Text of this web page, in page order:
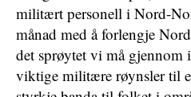
militært personell i Nord-
månad med å forlengje
det sprøytet vi må
viktige militære røynsler til